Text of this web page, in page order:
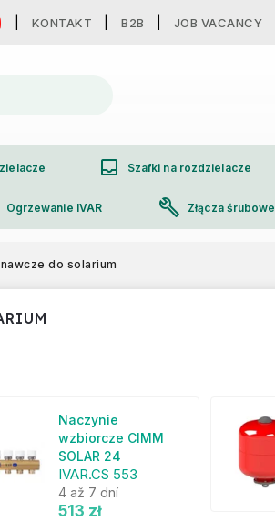
KONTAKT B2B JOB VACANCY
inbox Szafki na rozdzielacze
Ogrzewanie IVAR build Złącza śrubowe
do solarium
Naczynie
wzbiorcze CIMM
SOLAR 24
IVAR.CS 553
4 až 7 dní
513 zł